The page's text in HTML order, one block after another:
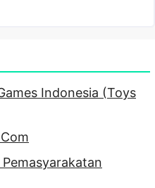
Indonesia (Toys